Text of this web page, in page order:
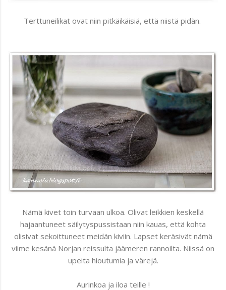
Terttuneilikat ovat niin pitkäikäisiä, että niistä pidän.
Nämä kivet toin turvaan ulkoa. Olivat leikkien keskellä
hajaantuneet säilytyspussistaan niin kauas, että kohta
olisivat sekoittuneet meidän kiviin. Lapset keräsivät nämä
viime kesänä Norjan reissulta jäämeren rannoilta. Niissä on
upeita hioutumia ja värejä.
Aurinkoa ja iloa teille !